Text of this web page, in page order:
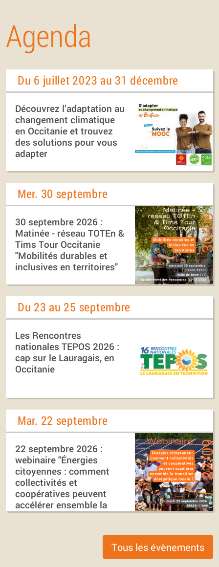
Agenda
Du 6 juillet 2023 au 31 décembre
Découvrez l’adaptation au
changement climatique
en Occitanie et trouvez
des solutions pour vous
adapter
Mer. 30 septembre
30 septembre 2026 :
Matinée - réseau TOTEn &
Tims Tour Occitanie
"Mobilités durables et
inclusives en territoires"
Du 23 au 25 septembre
Les Rencontres
nationales TEPOS 2026 :
cap sur le Lauragais, en
Occitanie
Mar. 22 septembre
22 septembre 2026 :
webinaire "Énergies
citoyennes : comment
collectivités et
coopératives peuvent
accélérer ensemble la
transition énergétique
Tous les évènements